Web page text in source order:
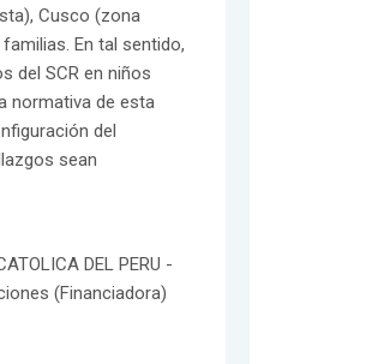
Cusco (zona
En tal sentido,
del SCR en niños
normativa de esta
del
sean
DEL PERU -
(Financiadora)